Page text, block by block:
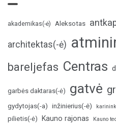
akademikas(-ė) Aleksotas
architektas(-ė)
bareljefas Centras
garbės daktaras(-ė) gatvė
gydytojas(-a) inžinierius(-ė)
pilietis(-ė)
Kauno rajonas Kauno